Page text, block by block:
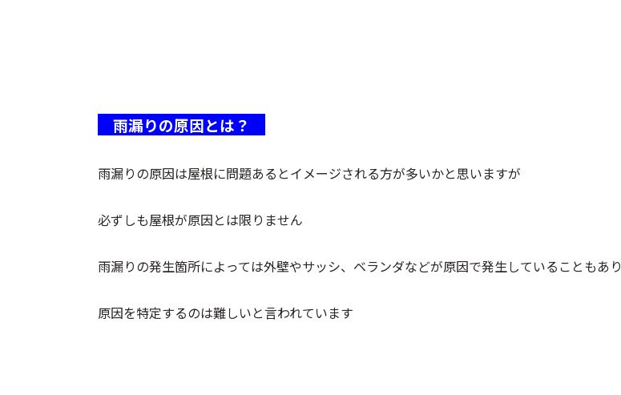
雨漏りの原因とは？
雨漏りの原因は屋根に問題あるとイメージされる方が多いかと思いますが
必ずしも屋根が原因とは限りません
雨漏りの発生箇所によっては外壁やサッシ、ベランダなどが原因で発生していることもあり
原因を特定するのは難しいと言われています